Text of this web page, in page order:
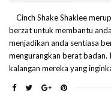
Cinch Shake Shaklee
berzat untuk membantu
menjadikan anda sentiasa
mengurangkan berat
kalangan mereka yang